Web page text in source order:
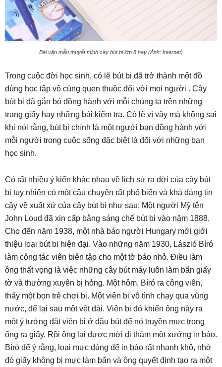
Bài văn mẫu thuyết minh cây bút bi lớp 8 hay (Ảnh: Internet)
Trong cuộc đời học sinh, có lẽ bút bi đã trở thành một đồ
dùng học tập vô cùng quen thuộc đối với mọi người . Cây
bút bi đã gắn bó đồng hành với mỗi chúng ta trên những
trang giấy hay những bài kiểm tra. Có lẽ vì vậy mà không sai
khi nói rằng, bút bi chính là một người bạn đồng hành với
mỗi người trong cuộc sống đặc biệt là đối với những bạn
học sinh.
Có rất nhiều ý kiến khác nhau về lịch sử ra đời của cây bút
bi tuy nhiên có một câu chuyện rất phổ biến và khá đáng tin
cậy về xuất xứ của cây bút bi như sau: Một người Mỹ tên
John Loud đã xin cấp bằng sáng chế bút bi vào năm 1888.
Cho đến năm 1938, một nhà báo người Hungary mới giới
thiệu loại bút bi hiện đại. Vào những năm 1930, László Bíró
làm cộng tác viên biên tập cho một tờ báo nhỏ. Điều làm
ông thất vọng là việc những cây bút máy luôn làm bẩn giấy
tờ và thường xuyên bị hỏng. Một hôm, Bíró ra công viên,
thấy một bọn trẻ chơi bi. Một viên bi vô tình chạy qua vũng
nước, để lại sau một vệt dài. Viên bi đó khiến ông nảy ra
một ý tưởng đặt viên bi ở đầu bút để nó truyền mực trong
ống ra giấy. Rồi ông lại được mời đi thăm một xưởng in báo.
Bíró để ý rằng, loại mực dùng để in báo rất nhanh khô, nhờ
đó giấy không bị mực làm bẩn và ông quyết định tạo ra một